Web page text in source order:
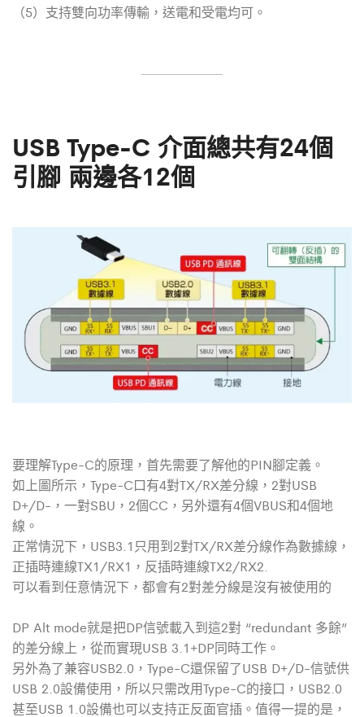
（5）支持雙向功率傳輸，送電和受電均可。
USB Type-C 介面總共有24個
引腳 兩邊各12個
要理解Type-C的原理，首先需要了解他的PIN腳定義。
如上圖所示，Type-C口有4對TX/RX差分線，2對USB
D+/D-，一對SBU，2個CC，另外還有4個VBUS和4個地
線。
正常情況下，USB3.1只用到2對TX/RX差分線作為數據線，
正插時連線TX1/RX1，反插時連線TX2/RX2.
可以看到任意情況下，都會有2對差分線是沒有被使用的
DP Alt mode就是把DP信號載入到這2對 “redundant 多餘”
的差分線上，從而實現USB 3.1+DP同時工作。
另外為了兼容USB2.0，Type-C還保留了USB D+/D-信號供
USB 2.0設備使用，所以只需改用Type-C的接口，USB2.0
甚至USB 1.0設備也可以支持正反面官插。值得一提的是，